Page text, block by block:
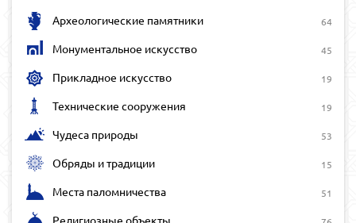
Археологические памятники 64
Монументальное искусство 45
Прикладное искусство 19
Технические сооружения 19
Чудеса природы 53
Обряды и традиции 15
Места паломничества 51
Религиозные объекты